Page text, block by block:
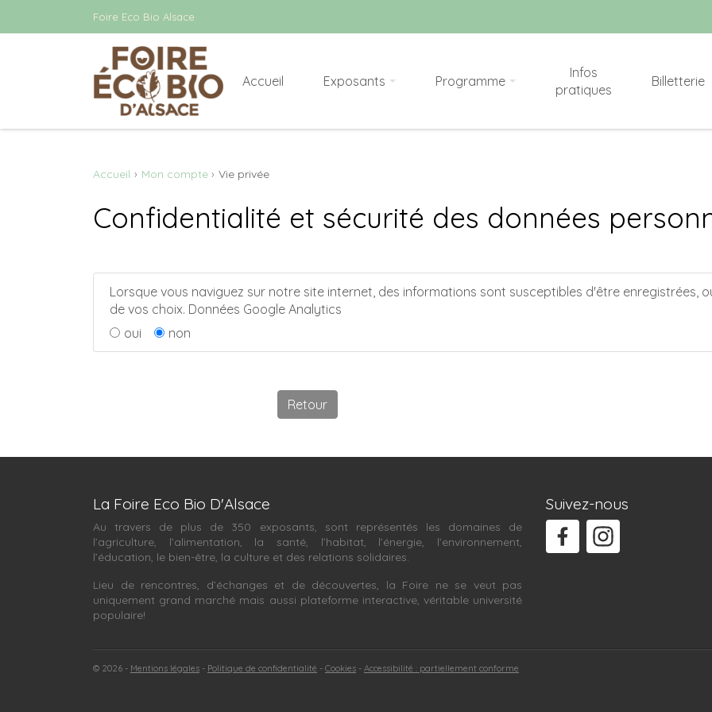
Foire Eco Bio Alsace
Accueil Exposants Programme
Infos
pratiques
Billetterie
Accueil Mon compte Vie privée
Confidentialité et sécurité des données
Lorsque vous naviguez sur notre site internet, des informations sont susceptibles d'être enregistrées,
de vos choix. Données Google Analytics
oui
non
Retour
La Foire Eco Bio D'Alsace
Au travers de plus de 350 exposants, sont représentés les domaines de
l’agriculture, l’alimentation, la santé, l’habitat, l’énergie, l’environnement,
l’éducation, le bien-être, la culture et des relations solidaires.
Lieu de rencontres, d’échanges et de découvertes, la Foire ne se veut pas
uniquement grand marché mais aussi plateforme interactive, véritable université
populaire!
Suivez-nous
© 2026 - Mentions légales Politique de confidentialité Cookies Accessibilité : partiellement conforme